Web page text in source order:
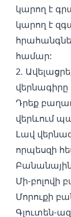
կարող է
կարող է
համար:
2.
վերնագիրը
Դրեք
վերևում
Լավ
որպեսզի
Մի-բոլովի
Մորուքի
Գլուտեն-